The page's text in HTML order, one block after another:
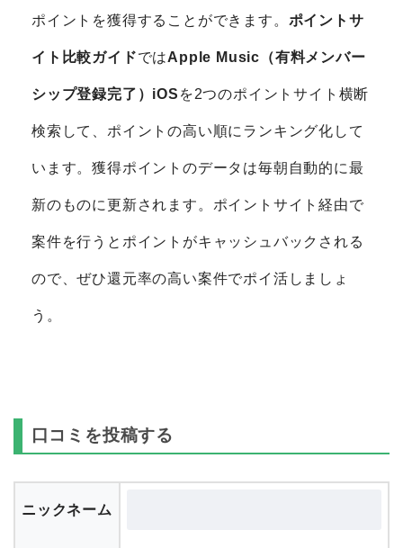
ポイントを獲得することができます。 ポイントサ
イト比較ガイドではApple Music（有料メンバー
シップ登録完了）iOS を2つのポイントサイト横断
検索して、ポイントの高い順にランキング化して
います。獲得ポイントのデータは毎朝自動的に最
新のものに更新されます。ポイントサイト経由で
案件を行うとポイントがキャッシュバックされる
ので、ぜひ還元率の高い案件でポイ活しましょ
う。
口コミを投稿する
ニックネーム